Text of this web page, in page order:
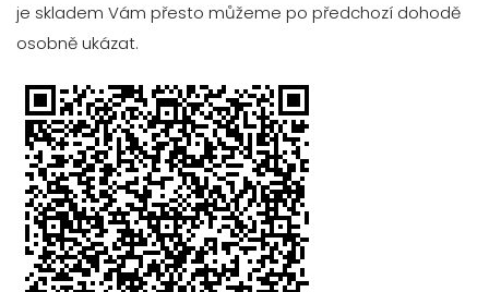
je skladem Vám přesto můžeme po předchozí dohodě
osobně ukázat.